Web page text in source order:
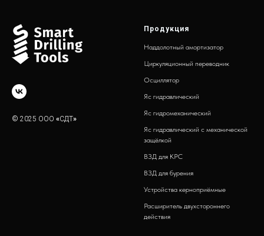
© 2025 ООО «СДТ»
Продукция
Наддолотный амортизатор
Циркуляционный переводник
Осциллятор
Яс гидравлический
Яс гидромеханический
Яс гидравлический с механической
защёлкой
ВЗД для КРС
ВЗД для бурения
Устройства керноприёмные
Расширитель двухстороннего
действия